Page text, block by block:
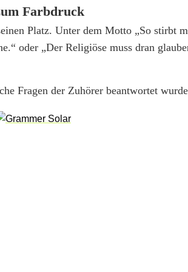
Farbdruck
Platz. Unter dem Motto „So stirbt
oder „Der Religiöse muss dran
Fragen der Zuhörer beantwortet